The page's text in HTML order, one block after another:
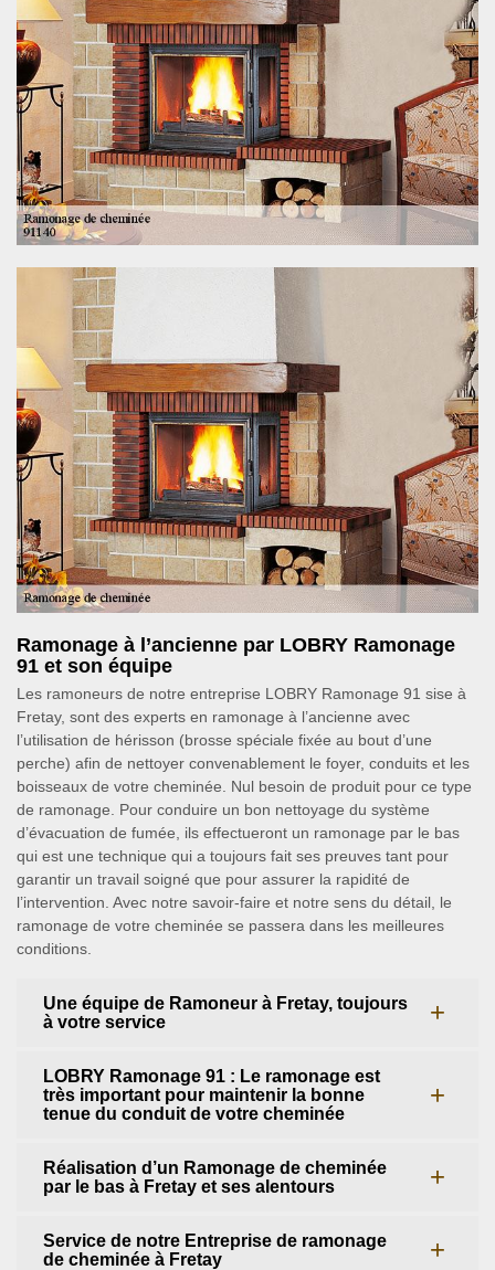
Ramonage à l’ancienne par LOBRY Ramonage
91 et son équipe
Les ramoneurs de notre entreprise LOBRY Ramonage 91 sise à
Fretay, sont des experts en ramonage à l’ancienne avec
l’utilisation de hérisson (brosse spéciale fixée au bout d’une
perche) afin de nettoyer convenablement le foyer, conduits et les
boisseaux de votre cheminée. Nul besoin de produit pour ce type
de ramonage. Pour conduire un bon nettoyage du système
d’évacuation de fumée, ils effectueront un ramonage par le bas
qui est une technique qui a toujours fait ses preuves tant pour
garantir un travail soigné que pour assurer la rapidité de
l’intervention. Avec notre savoir-faire et notre sens du détail, le
ramonage de votre cheminée se passera dans les meilleures
conditions.
Une équipe de Ramoneur à Fretay, toujours
à votre service
LOBRY Ramonage 91 : Le ramonage est
très important pour maintenir la bonne
tenue du conduit de votre cheminée
Réalisation d’un Ramonage de cheminée
par le bas à Fretay et ses alentours
Service de notre Entreprise de ramonage
de cheminée à Fretay